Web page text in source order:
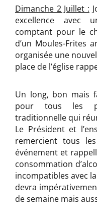
Dimanche 2 Juillet :
excellence avec
comptant pour le
d’un Moules-Frites
organisée une
place de l’église
Un long, bon mais
pour tous les
traditionnelle qui
Le Président et
remercient tous
événement et
consommation
incompatibles avec
devra
de semaine mais